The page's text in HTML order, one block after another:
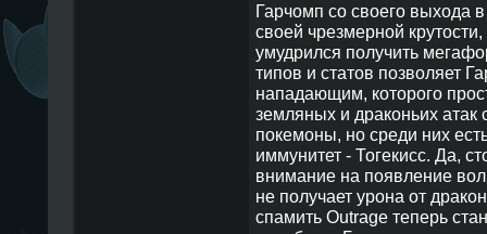
Гарчомп со своего выхода
своей чрезмерной
умудрился получить
типов и статов позволяет
нападающим, которого
земляных и драконьих
покемоны, но среди них
иммунитет - Тогекисс. Да,
внимание на появление
не получает урона от
спамить Outrage теперь